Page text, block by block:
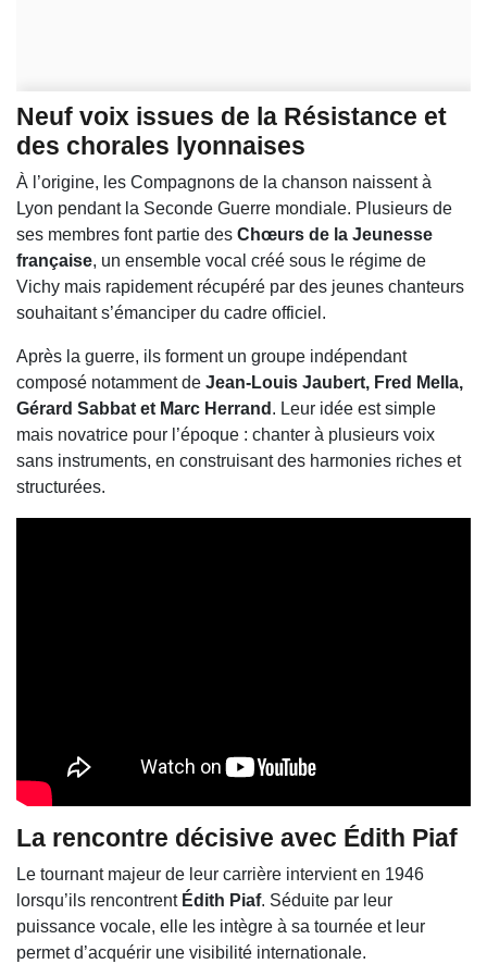
Neuf voix issues de la Résistance et
des chorales lyonnaises
À l’origine, les Compagnons de la chanson naissent à
Lyon pendant la Seconde Guerre mondiale. Plusieurs de
ses membres font partie des Chœurs de la Jeunesse
française, un ensemble vocal créé sous le régime de
Vichy mais rapidement récupéré par des jeunes chanteurs
souhaitant s’émanciper du cadre officiel.
Après la guerre, ils forment un groupe indépendant
composé notamment de Jean-Louis Jaubert, Fred Mella,
Gérard Sabbat et Marc Herrand . Leur idée est simple
mais novatrice pour l’époque : chanter à plusieurs voix
sans instruments, en construisant des harmonies riches et
structurées.
La rencontre décisive avec Édith Piaf
Le tournant majeur de leur carrière intervient en 1946
lorsqu’ils rencontrent Édith Piaf. Séduite par leur
puissance vocale, elle les intègre à sa tournée et leur
permet d’acquérir une visibilité internationale.